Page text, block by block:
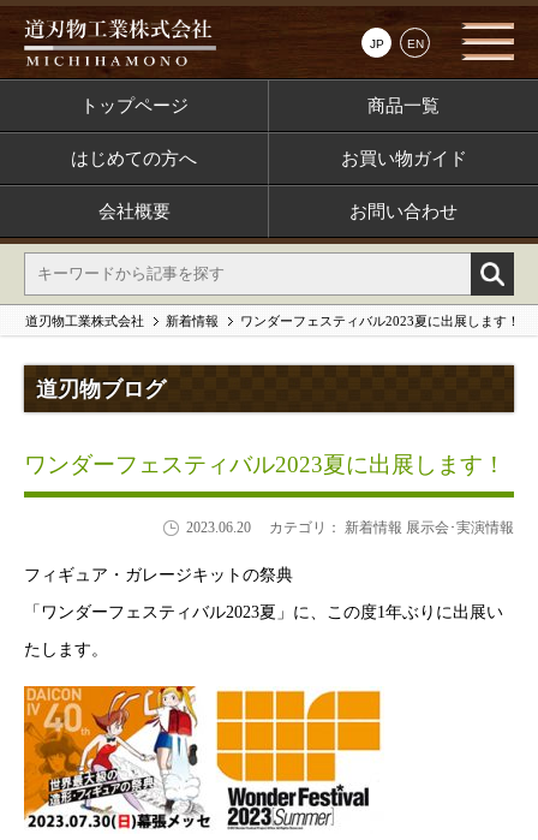
JP EN
トップページ 商品一覧
はじめての方へ お買い物ガイド
会社概要 お問い合わせ
道刃物工業株式会社 新着情報 ワンダーフェスティバル2023夏に出展します！
道刃物ブログ
ワンダーフェスティバル2023夏に出展します！
2023.06.20 カテゴリ： 新着情報 展示会･実演情報
フィギュア・ガレージキットの祭典
「ワンダーフェスティバル2023夏」に、この度1年ぶりに出展い
たします。